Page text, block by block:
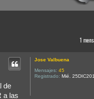
a
1
Jose Valbuena
Mensajes: 45
Registrado: Mié.
de
a las